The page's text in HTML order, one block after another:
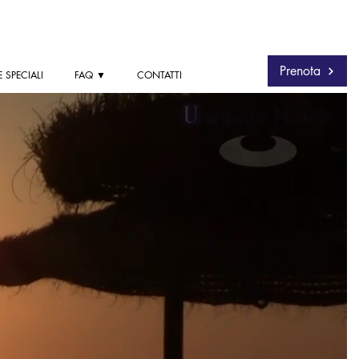
Prenota
SPECIALI FAQ ▼ CONTATTI